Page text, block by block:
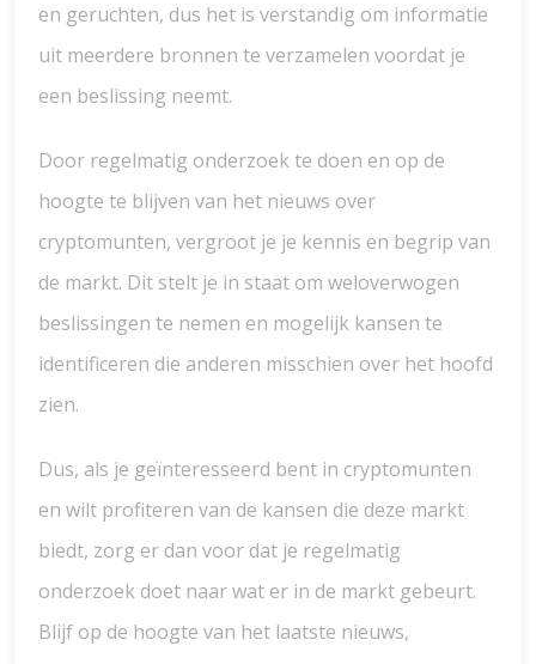
en geruchten, dus het is verstandig om informatie
uit meerdere bronnen te verzamelen voordat je
een beslissing neemt.
Door regelmatig onderzoek te doen en op de
hoogte te blijven van het nieuws over
cryptomunten, vergroot je je kennis en begrip van
de markt. Dit stelt je in staat om weloverwogen
beslissingen te nemen en mogelijk kansen te
identificeren die anderen misschien over het hoofd
zien.
Dus, als je geïnteresseerd bent in cryptomunten
en wilt profiteren van de kansen die deze markt
biedt, zorg er dan voor dat je regelmatig
onderzoek doet naar wat er in de markt gebeurt.
Blijf op de hoogte van het laatste nieuws,